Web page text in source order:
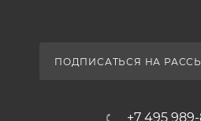
ПОДПИСАТЬСЯ НА
+7 495